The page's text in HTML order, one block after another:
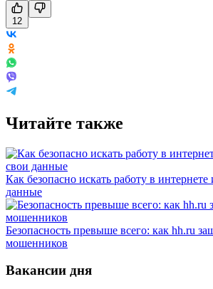
12
Читайте также
Как безопасно искать работу в интернете
данные
Безопасность превыше всего: как hh.ru
мошенников
Вакансии дня